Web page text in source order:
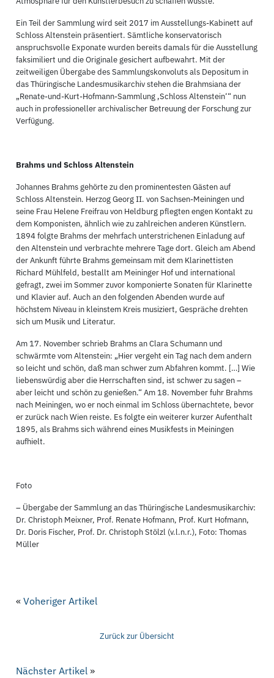
Ein Teil der Sammlung wird seit 2017 im Ausstellungs-Kabinett auf
Schloss Altenstein präsentiert. Sämtliche konservatorisch
anspruchsvolle Exponate wurden bereits damals für die Ausstellung
faksimiliert und die Originale gesichert aufbewahrt. Mit der
zeitweiligen Übergabe des Sammlungskonvoluts als Depositum in
das Thüringische Landesmusikarchiv stehen die Brahmsiana der
„Renate-und-Kurt-Hofmann-Sammlung ‚Schloss Altenstein‘“ nun
auch in professioneller archivalischer Betreuung der Forschung zur
Verfügung.
Brahms und Schloss Altenstein
Johannes Brahms gehörte zu den prominentesten Gästen auf
Schloss Altenstein. Herzog Georg II. von Sachsen-Meiningen und
seine Frau Helene Freifrau von Heldburg pflegten engen Kontakt zu
dem Komponisten, ähnlich wie zu zahlreichen anderen Künstlern.
1894 folgte Brahms der mehrfach unterstrichenen Einladung auf
den Altenstein und verbrachte mehrere Tage dort. Gleich am Abend
der Ankunft führte Brahms gemeinsam mit dem Klarinettisten
Richard Mühlfeld, bestallt am Meininger Hof und international
gefragt, zwei im Sommer zuvor komponierte Sonaten für Klarinette
und Klavier auf. Auch an den folgenden Abenden wurde auf
höchstem Niveau in kleinstem Kreis musiziert, Gespräche drehten
sich um Musik und Literatur.
Am 17. November schrieb Brahms an Clara Schumann und
schwärmte vom Altenstein: „Hier vergeht ein Tag nach dem andern
so leicht und schön, daß man schwer zum Abfahren kommt. […] Wie
liebenswürdig aber die Herrschaften sind, ist schwer zu sagen –
aber leicht und schön zu genießen.“ Am 18. November fuhr Brahms
nach Meiningen, wo er noch einmal im Schloss übernachtete, bevor
er zurück nach Wien reiste. Es folgte ein weiterer kurzer Aufenthalt
1895, als Brahms sich während eines Musikfests in Meiningen
aufhielt.
Foto
– Übergabe der Sammlung an das Thüringische Landesmusikarchiv:
Dr. Christoph Meixner, Prof. Renate Hofmann, Prof. Kurt Hofmann,
Dr. Doris Fischer, Prof. Dr. Christoph Stölzl (v.l.n.r.), Foto: Thomas
Müller
«Voheriger Artikel
Zurück zur Übersicht
Nächster Artikel »